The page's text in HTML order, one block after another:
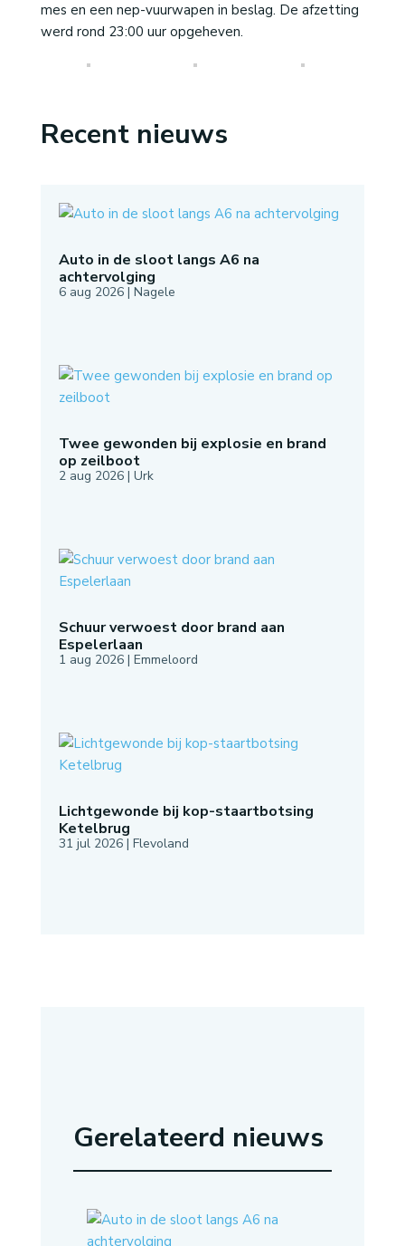
mes en een nep-vuurwapen in beslag. De afzetting
werd rond 23:00 uur opgeheven.
Recent nieuws
Auto in de sloot langs A6 na
achtervolging
6 aug 2026| Nagele
Twee gewonden bij explosie en brand
op zeilboot
2 aug 2026| Urk
Schuur verwoest door brand aan
Espelerlaan
1 aug 2026| Emmeloord
Lichtgewonde bij kop-staartbotsing
Ketelbrug
31 jul 2026| Flevoland
Gerelateerd nieuws